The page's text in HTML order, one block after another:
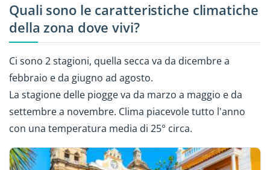
Quali sono le caratteristiche climatiche
della zona dove vivi?
Ci sono 2 stagioni, quella secca va da dicembre a
febbraio e da giugno ad agosto.
La stagione delle piogge va da marzo a maggio e da
settembre a novembre. Clima piacevole tutto l'anno
con una temperatura media di 25° circa.